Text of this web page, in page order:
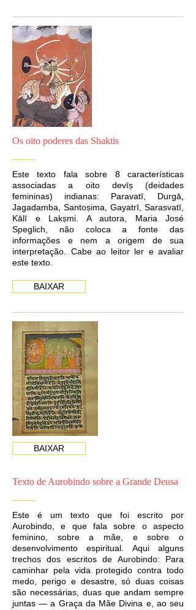
Os oito poderes das Shaktis
Este texto fala sobre 8 características
associadas a oito devīṣ (deidades
femininas) indianas: Paravatī, Durgā,
Jagadamba, Santoṣima, Gayatrī, Sarasvatī,
Kālī e Lakṣmi. A autora, Maria José
Speglich, não coloca a fonte das
informações e nem a origem de sua
interpretação. Cabe ao leitor ler e avaliar
este texto.
BAIXAR
BAIXAR
Texto de Aurobindo sobre a Grande Deusa
Este é um texto que foi escrito por
Aurobindo, e que fala sobre o aspecto
feminino, sobre a mãe, e sobre o
desenvolvimento espiritual. Aqui alguns
trechos dos escritos de Aurobindo: Para
caminhar pela vida protegido contra todo
medo, perigo e desastre, só duas coisas
são necessárias, duas que andam sempre
juntas — a Graça da Mãe Divina e, ao seu